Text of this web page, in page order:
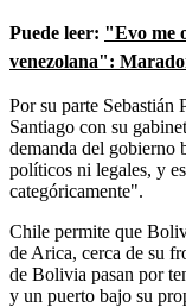
Puede leer: "Evo me
venezolana":
Por su parte Sebastián
Santiago con su
demanda del gobierno
políticos ni legales, y
categóricamente".
Chile permite que
de Arica, cerca de su
de Bolivia pasan por
y un puerto bajo su